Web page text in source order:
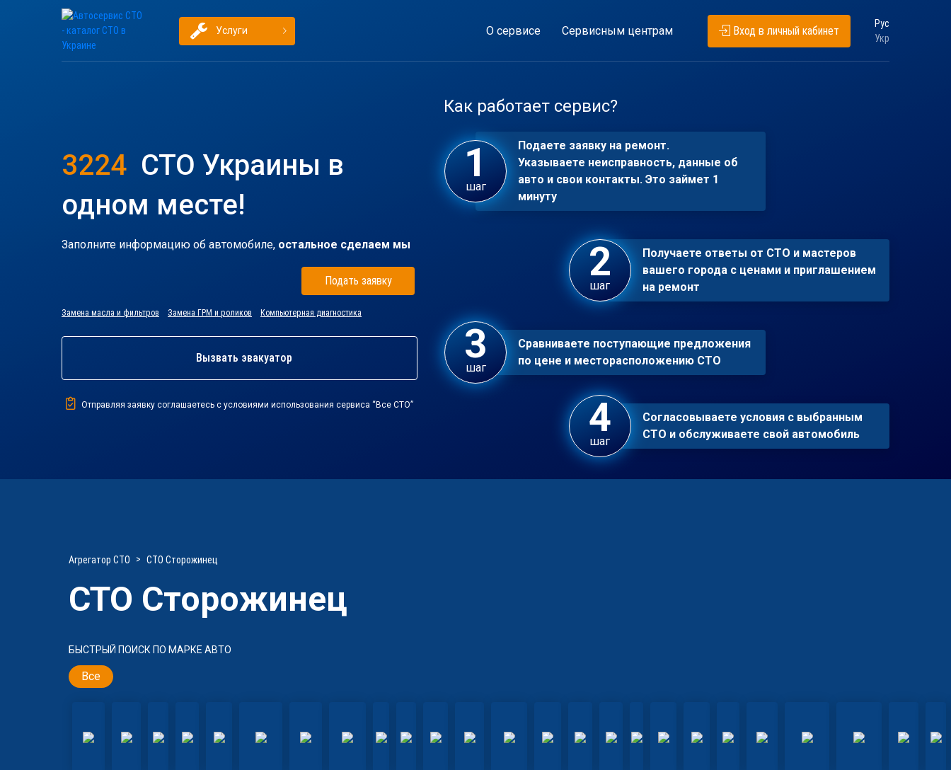
Услуги О сервисе Сервисным центрам Вход в личный кабинет
Рус
Укр
3224 СТО Украины в
одном месте!
Заполните информацию об автомобиле, остальное сделаем мы
Подать заявку
Замена масла и фильтров Замена ГРМ и роликов Компьютерная диагностика
Вызвать эвакуатор
Отправляя заявку соглашаетесь с условиями использования сервиса “Все СТО”
Как работает сервис?
шаг
Подаете заявку на ремонт.
Указываете неисправность, данные об
авто и свои контакты. Это займет 1
минуту
шаг
Получаете ответы от СТО и мастеров
вашего города с ценами и приглашением
на ремонт
шаг
Сравниваете поступающие предложения
по цене и месторасположению СТО
шаг
Согласовываете условия с выбранным
СТО и обслуживаете свой автомобиль
Агрегатор СТО СТО Сторожинец
СТО Сторожинец
БЫСТРЫЙ ПОИСК ПО МАРКЕ АВТО
Все